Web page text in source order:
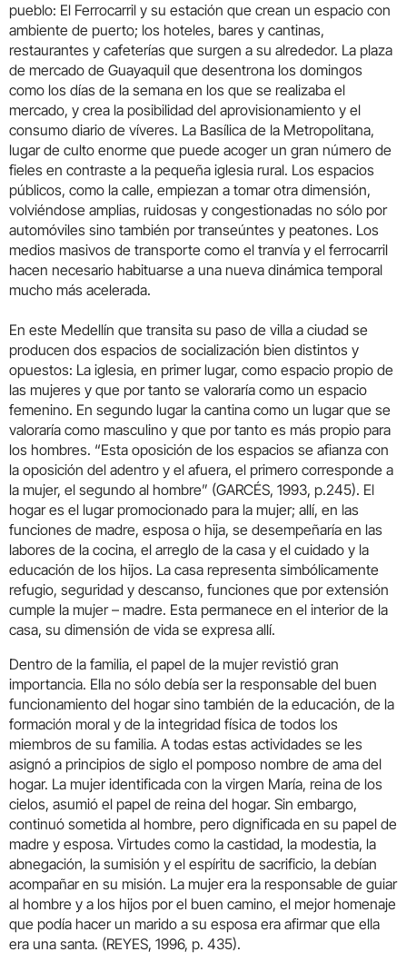
pueblo: El Ferrocarril y su estación que crean un espacio con
ambiente de puerto; los hoteles, bares y cantinas,
restaurantes y cafeterías que surgen a su alrededor. La plaza
de mercado de Guayaquil que desentrona los domingos
como los días de la semana en los que se realizaba el
mercado, y crea la posibilidad del aprovisionamiento y el
consumo diario de víveres. La Basílica de la Metropolitana,
lugar de culto enorme que puede acoger un gran número de
fieles en contraste a la pequeña iglesia rural. Los espacios
públicos, como la calle, empiezan a tomar otra dimensión,
volviéndose amplias, ruidosas y congestionadas no sólo por
automóviles sino también por transeúntes y peatones. Los
medios masivos de transporte como el tranvía y el ferrocarril
hacen necesario habituarse a una nueva dinámica temporal
mucho más acelerada.
En este Medellín que transita su paso de villa a ciudad se
producen dos espacios de socialización bien distintos y
opuestos: La iglesia, en primer lugar, como espacio propio de
las mujeres y que por tanto se valoraría como un espacio
femenino. En segundo lugar la cantina como un lugar que se
valoraría como masculino y que por tanto es más propio para
los hombres. “Esta oposición de los espacios se afianza con
la oposición del adentro y el afuera, el primero corresponde a
la mujer, el segundo al hombre” (GARCÉS, 1993, p.245). El
hogar es el lugar promocionado para la mujer; allí, en las
funciones de madre, esposa o hija, se desempeñaría en las
labores de la cocina, el arreglo de la casa y el cuidado y la
educación de los hijos. La casa representa simbólicamente
refugio, seguridad y descanso, funciones que por extensión
cumple la mujer – madre. Esta permanece en el interior de la
casa, su dimensión de vida se expresa allí.
Dentro de la familia, el papel de la mujer revistió gran
importancia. Ella no sólo debía ser la responsable del buen
funcionamiento del hogar sino también de la educación, de la
formación moral y de la integridad física de todos los
miembros de su familia. A todas estas actividades se les
asignó a principios de siglo el pomposo nombre de ama del
hogar. La mujer identificada con la virgen María, reina de los
cielos, asumió el papel de reina del hogar. Sin embargo,
continuó sometida al hombre, pero dignificada en su papel de
madre y esposa. Virtudes como la castidad, la modestia, la
abnegación, la sumisión y el espíritu de sacrificio, la debían
acompañar en su misión. La mujer era la responsable de guiar
al hombre y a los hijos por el buen camino, el mejor homenaje
que podía hacer un marido a su esposa era afirmar que ella
era una santa. (REYES, 1996, p. 435).